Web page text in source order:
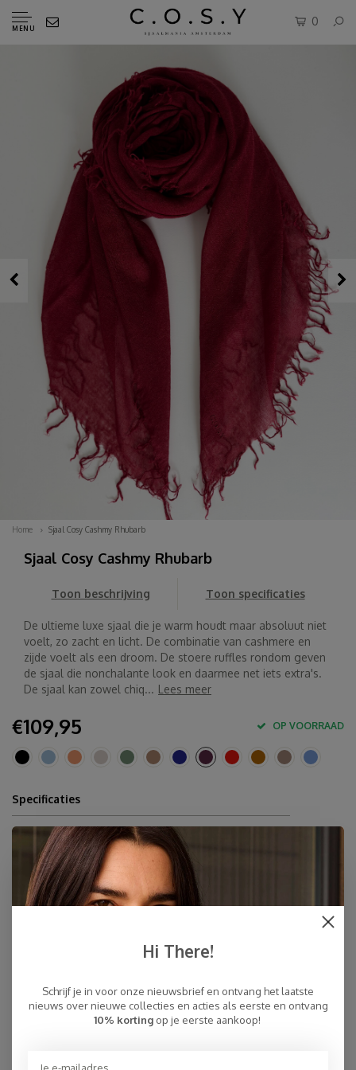
MENU
0
Home Sjaal Cosy Cashmy Rhubarb
Sjaal Cosy Cashmy Rhubarb
Toon beschrijving Toon specificaties
De ultieme luxe sjaal die je warm houdt maar absoluut niet
voelt, zo zacht en licht. De combinatie van cashmere en
zijde voelt als een droom. De stoere ruffles rondom geven
de sjaal die nonchalante look en daarmee net iets extra's.
De sjaal kan zowel chiq... Lees meer
€109,95 OP VOORRAAD
Specificaties
70% cashmere - 30% zijde
160 x 160 cm
Stomen
Inner-Mongolië
Gratis Verzending binnen NL, ook ophalen Post NL locatie
Top Reviews 9.4
Hi There!
Schrijf je in voor onze nieuwsbrief en ontvang het laatste
nieuws over nieuwe collecties en acties als eerste en ontvang
10% korting op je eerste aankoop!